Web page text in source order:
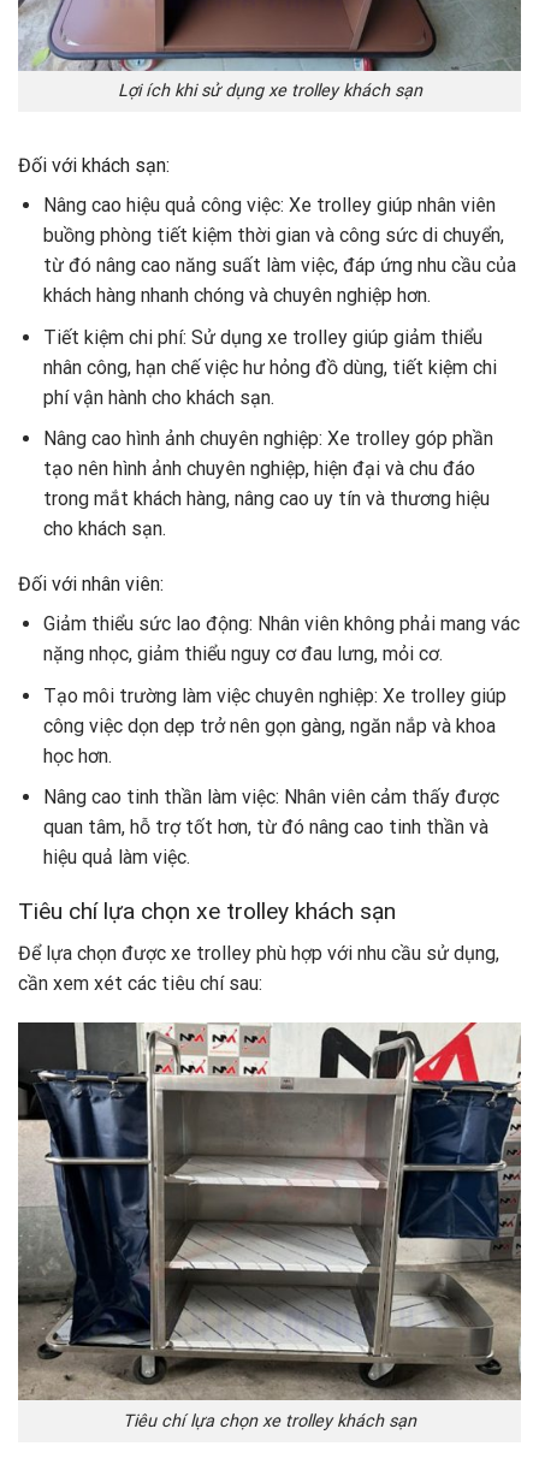
Lợi ích khi sử dụng xe trolley khách sạn
Đối với khách sạn:
Nâng cao hiệu quả công việc: Xe trolley giúp nhân viên
buồng phòng tiết kiệm thời gian và công sức di chuyển,
từ đó nâng cao năng suất làm việc, đáp ứng nhu cầu của
khách hàng nhanh chóng và chuyên nghiệp hơn.
Tiết kiệm chi phí: Sử dụng xe trolley giúp giảm thiểu
nhân công, hạn chế việc hư hỏng đồ dùng, tiết kiệm chi
phí vận hành cho khách sạn.
Nâng cao hình ảnh chuyên nghiệp: Xe trolley góp phần
tạo nên hình ảnh chuyên nghiệp, hiện đại và chu đáo
trong mắt khách hàng, nâng cao uy tín và thương hiệu
cho khách sạn.
Đối với nhân viên:
Giảm thiểu sức lao động: Nhân viên không phải mang vác
nặng nhọc, giảm thiểu nguy cơ đau lưng, mỏi cơ.
Tạo môi trường làm việc chuyên nghiệp: Xe trolley giúp
công việc dọn dẹp trở nên gọn gàng, ngăn nắp và khoa
học hơn.
Nâng cao tinh thần làm việc: Nhân viên cảm thấy được
quan tâm, hỗ trợ tốt hơn, từ đó nâng cao tinh thần và
hiệu quả làm việc.
Tiêu chí lựa chọn xe trolley khách sạn
Để lựa chọn được xe trolley phù hợp với nhu cầu sử dụng,
cần xem xét các tiêu chí sau:
Tiêu chí lựa chọn xe trolley khách sạn